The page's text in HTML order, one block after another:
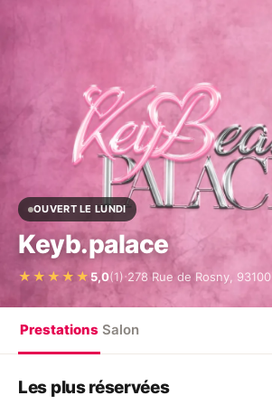
OUVERT LE LUNDI
Keyb.palace
★★★★★ 5,0(1)·278 Rue de Rosny,
Prestations Salon
Les plus réservées